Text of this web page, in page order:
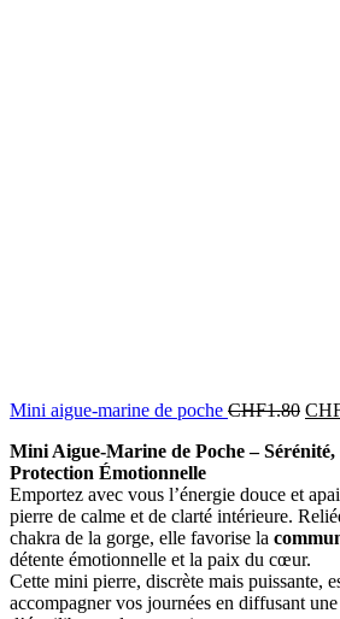
Mini aigue-marine de poche CHF1.80
Mini Aigue-Marine de Poche –
Protection Émotionnelle
Emportez avec vous l’énergie douce et
pierre de calme et de clarté intérieure.
chakra de la gorge, elle favorise la
détente émotionnelle et la paix du cœur.
Cette mini pierre, discrète mais puissante,
accompagner vos journées en diffusant